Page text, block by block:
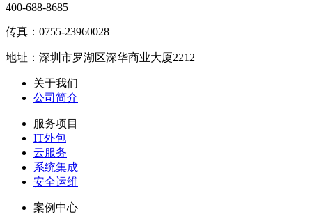
400-688-8685
传真：0755-23960028
地址：深圳市罗湖区深华商业大厦2212
关于我们
公司简介
服务项目
IT外包
云服务
系统集成
安全运维
案例中心